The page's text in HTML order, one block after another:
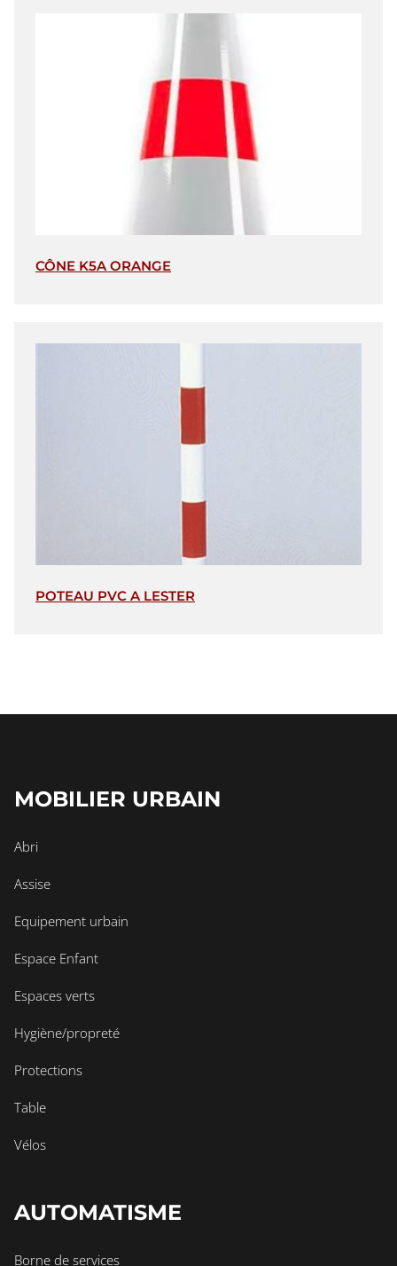
CÔNE K5A ORANGE
POTEAU PVC A LESTER
MOBILIER URBAIN
Abri
Assise
Equipement urbain
Espace Enfant
Espaces verts
Hygiène/propreté
Protections
Table
Vélos
AUTOMATISME
Borne de services